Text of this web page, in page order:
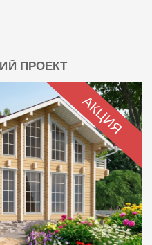
ПРОЕКТ
АКЦИЯ